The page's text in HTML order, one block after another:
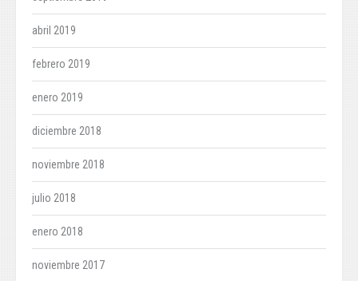
abril 2019
febrero 2019
enero 2019
diciembre 2018
noviembre 2018
julio 2018
enero 2018
noviembre 2017